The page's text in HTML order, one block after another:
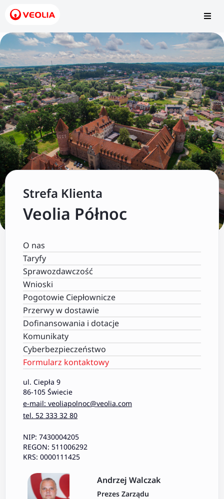
Strefa Klienta
Veolia Północ
O nas
Taryfy
Sprawozdawczość
Wnioski
Pogotowie Ciepłownicze
Przerwy w dostawie
Dofinansowania i dotacje
Komunikaty
Cyberbezpieczeństwo
Formularz kontaktowy
ul. Ciepła 9
86-105 Świecie
e-mail: veoliapolnoc@veolia.com
tel. 52 333 32 80
NIP: 7430004205
REGON: 511006292
KRS: 0000111425
Andrzej Walczak
Prezes Zarządu